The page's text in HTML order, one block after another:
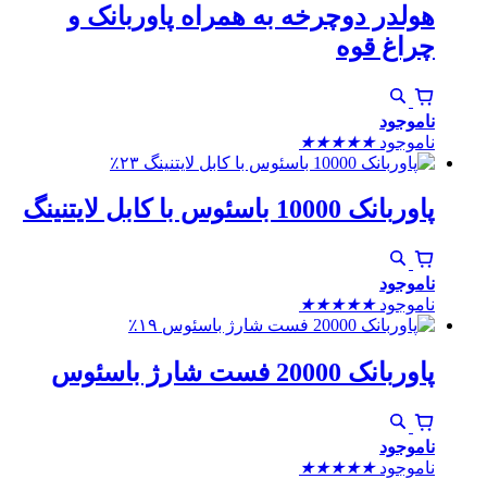
هولدر دوچرخه به همراه پاوربانک و
چراغ قوه
ناموجود
ناموجود ★
★
★
★
★
٪۲۳
پاوربانک 10000 باسئوس با کابل لایتنینگ
ناموجود
ناموجود ★
★
★
★
★
٪۱۹
پاوربانک 20000 فست شارژ باسئوس
ناموجود
ناموجود ★
★
★
★
★